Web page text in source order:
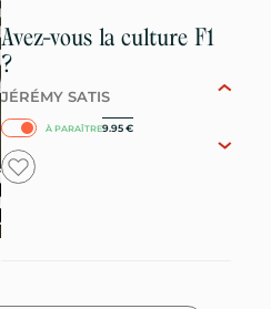
Avez-vous la culture F1
?
JÉRÉMY SATIS
À PARAÎTRE9.95 €